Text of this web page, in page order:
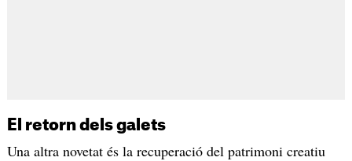
El retorn dels galets
Una altra novetat és la recuperació del patrimoni creatiu